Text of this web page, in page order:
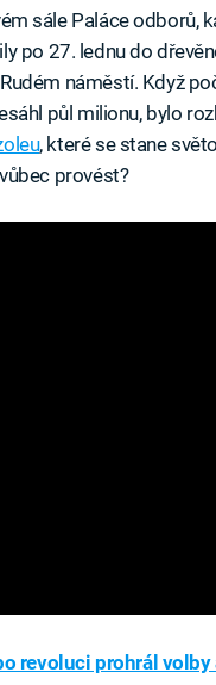
sále Paláce odborů,
po 27. lednu do
náměstí. Když
půl milionu, bylo
, které se stane
provést?
revoluci prohrál volby